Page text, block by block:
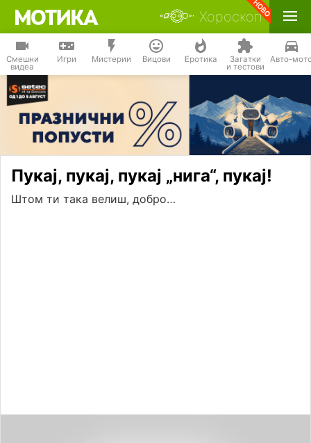
Хороскоп
Смешни
видеа
Игри Мистерии Вицови Еротика Загатки
и тестови
Авто-
Пукај, пукај, пукај „нига“, пукај!
Штом ти така велиш, добро…